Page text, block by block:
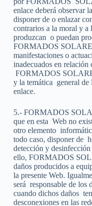
enlace deberá observar la
disponer de o enlazar
contrarios a la moral y a
produzcan o puedan
FORMADOS
manifestaciones o
inadecuados en
FORMADOS
y la temática general de
enlace.
5.- FORMADOS
que en esta Web no
otro elemento
todo caso, disponer de
detección y desinfección
ello, FORMADOS
daños producidos a
la presente Web.
será responsable de los
cuando dichos daños
desconexiones en las